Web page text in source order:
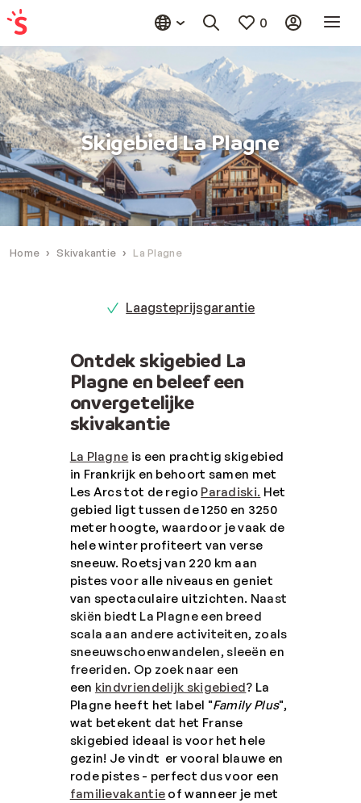
0
Skigebied La Plagne
Home Skivakantie La Plagne
Laagsteprijsgarantie
Ontdek skigebied La
Plagne en beleef een
onvergetelijke
skivakantie
La Plagne is een prachtig skigebied
in Frankrijk en behoort samen met
Les Arcs tot de regio Paradiski. Het
gebied ligt tussen de 1250 en 3250
meter hoogte, waardoor je vaak de
hele winter profiteert van verse
sneeuw. Roetsj van 220 km aan
pistes voor alle niveaus en geniet
van spectaculaire uitzichten. Naast
skiën biedt La Plagne een breed
scala aan andere activiteiten, zoals
sneeuwschoenwandelen, sleeën en
freeriden. Op zoek naar een
een kindvriendelijk skigebied? La
Plagne heeft het label "Family Plus",
wat betekent dat het Franse
skigebied ideaal is voor het hele
gezin! Je vindt er vooral blauwe en
rode pistes - perfect dus voor een
familievakantie of wanneer je met